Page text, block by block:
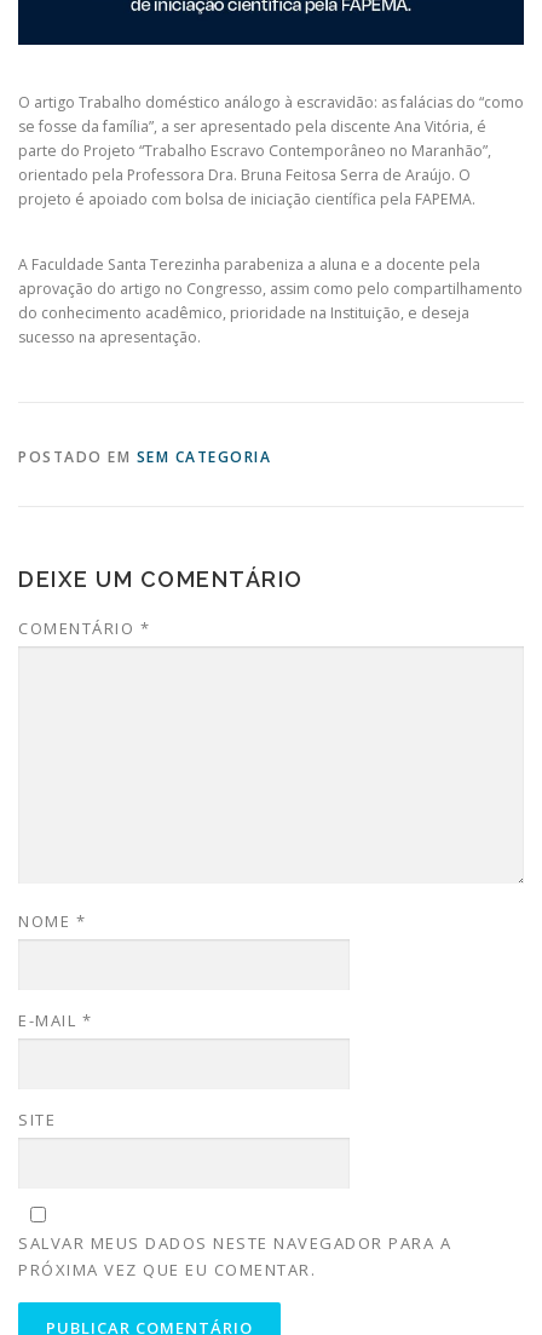
O artigo Trabalho doméstico análogo à escravidão: as falácias do “como
se fosse da família”, a ser apresentado pela discente Ana Vitória, é
parte do Projeto “Trabalho Escravo Contemporâneo no Maranhão”,
orientado pela Professora Dra. Bruna Feitosa Serra de Araújo. O
projeto é apoiado com bolsa de iniciação científica pela FAPEMA.
A Faculdade Santa Terezinha parabeniza a aluna e a docente pela
aprovação do artigo no Congresso, assim como pelo compartilhamento
do conhecimento acadêmico, prioridade na Instituição, e deseja
sucesso na apresentação.
POSTADO EM SEM CATEGORIA
DEIXE UM COMENTÁRIO
COMENTÁRIO *
NOME *
E-MAIL *
SITE
SALVAR MEUS DADOS NESTE NAVEGADOR PARA A
PRÓXIMA VEZ QUE EU COMENTAR.